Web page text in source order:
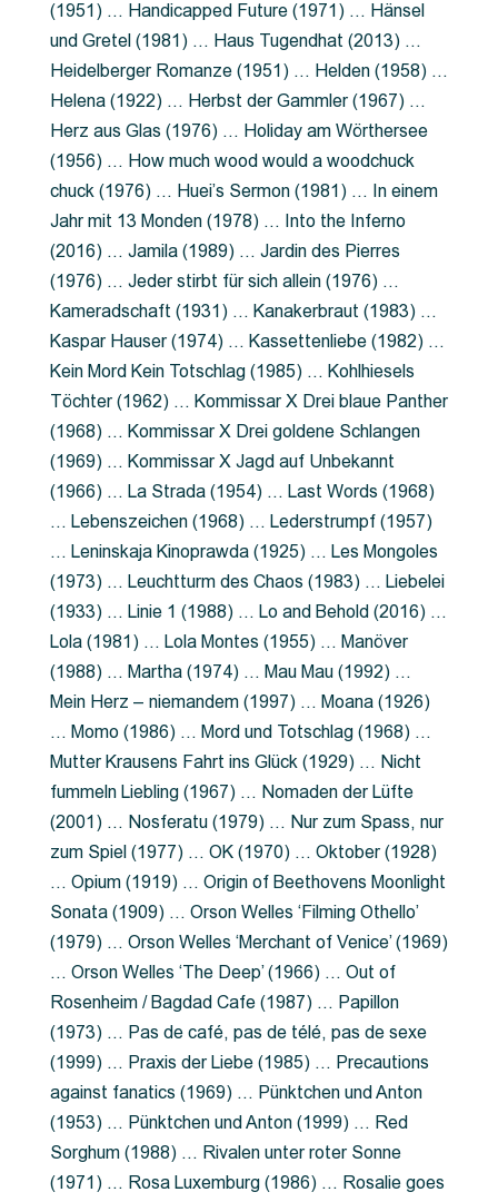
(1951) … Handicapped Future (1971) … Hänsel
und Gretel (1981) … Haus Tugendhat (2013) …
Heidelberger Romanze (1951) … Helden (1958) …
Helena (1922) … Herbst der Gammler (1967) …
Herz aus Glas (1976) … Holiday am Wörthersee
(1956) … How much wood would a woodchuck
chuck (1976) … Huei’s Sermon (1981) … In einem
Jahr mit 13 Monden (1978) … Into the Inferno
(2016) … Jamila (1989) … Jardin des Pierres
(1976) … Jeder stirbt für sich allein (1976) …
Kameradschaft (1931) … Kanakerbraut (1983) …
Kaspar Hauser (1974) … Kassettenliebe (1982) …
Kein Mord Kein Totschlag (1985) … Kohlhiesels
Töchter (1962) … Kommissar X Drei blaue Panther
(1968) … Kommissar X Drei goldene Schlangen
(1969) … Kommissar X Jagd auf Unbekannt
(1966) … La Strada (1954) … Last Words (1968)
… Lebenszeichen (1968) … Lederstrumpf (1957)
… Leninskaja Kinoprawda (1925) … Les Mongoles
(1973) … Leuchtturm des Chaos (1983) … Liebelei
(1933) … Linie 1 (1988) … Lo and Behold (2016) …
Lola (1981) … Lola Montes (1955) … Manöver
(1988) … Martha (1974) … Mau Mau (1992) …
Mein Herz – niemandem (1997) … Moana (1926)
… Momo (1986) … Mord und Totschlag (1968) …
Mutter Krausens Fahrt ins Glück (1929) … Nicht
fummeln Liebling (1967) … Nomaden der Lüfte
(2001) … Nosferatu (1979) … Nur zum Spass, nur
zum Spiel (1977) … OK (1970) … Oktober (1928)
… Opium (1919) … Origin of Beethovens Moonlight
Sonata (1909) … Orson Welles ‘Filming Othello’
(1979) … Orson Welles ‘Merchant of Venice’ (1969)
… Orson Welles ‘The Deep’ (1966) … Out of
Rosenheim / Bagdad Cafe (1987) … Papillon
(1973) … Pas de café, pas de télé, pas de sexe
(1999) … Praxis der Liebe (1985) … Precautions
against fanatics (1969) … Pünktchen und Anton
(1953) … Pünktchen und Anton (1999) … Red
Sorghum (1988) … Rivalen unter roter Sonne
(1971) … Rosa Luxemburg (1986) … Rosalie goes